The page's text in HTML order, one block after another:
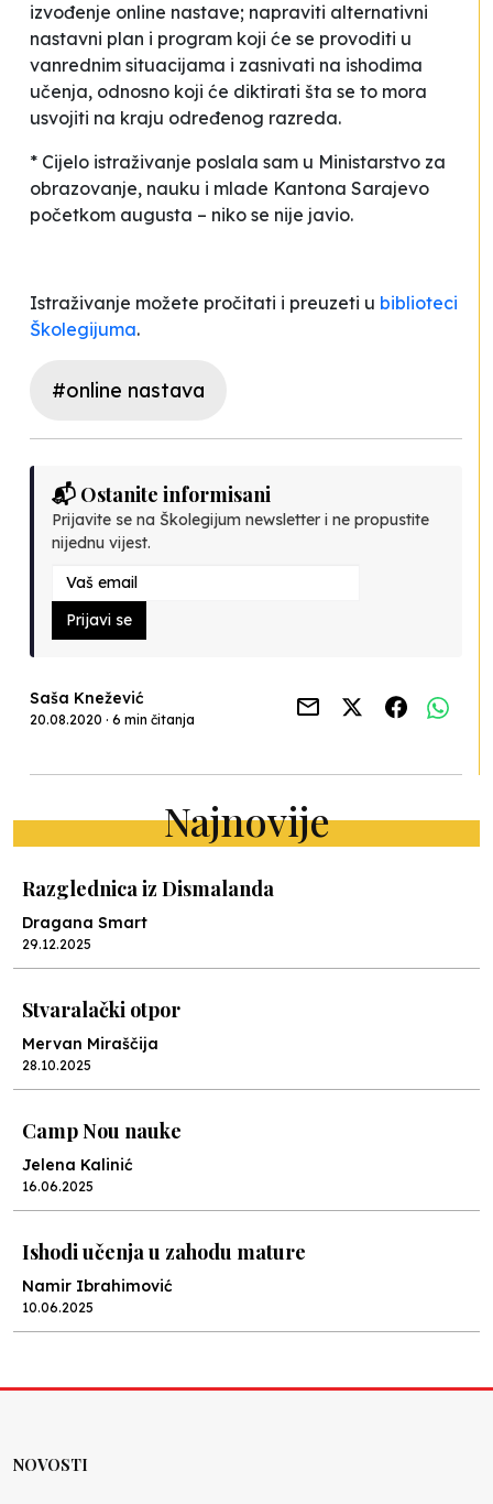
izvođenje online nastave; napraviti alternativni
nastavni plan i program koji će se provoditi u
vanrednim situacijama i zasnivati na ishodima
učenja, odnosno koji će diktirati šta se to mora
usvojiti na kraju određenog razreda.
* Cijelo istraživanje poslala sam u Ministarstvo za
obrazovanje, nauku i mlade Kantona Sarajevo
početkom augusta – niko se nije javio.
Istraživanje možete pročitati i preuzeti u biblioteci
Školegijuma.
#online nastava
📬 Ostanite informisani
Prijavite se na Školegijum newsletter i ne propustite
nijednu vijest.
Prijavi se
Saša Knežević
20.08.2020 · 6 min čitanja
Najnovije
Razglednica iz Dismalanda
Dragana Smart
29.12.2025
Stvaralački otpor
Mervan Miraščija
28.10.2025
Camp Nou nauke
Jelena Kalinić
16.06.2025
Ishodi učenja u zahodu mature
Namir Ibrahimović
10.06.2025
NOVOSTI